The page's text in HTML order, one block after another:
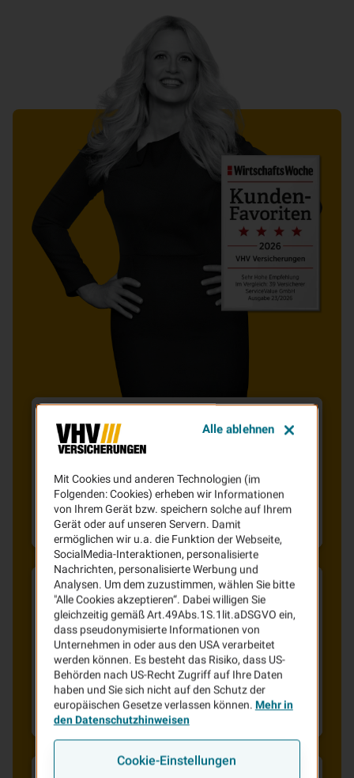
Verzicht aufGesundheitsfragen
Bei uns können Sie eine Unfallversicherung
ohne Gesundheitsfragen abschließen. Das
heißt, dass Sie Ihre gesundheitliche
Vergangenheit beim Antrag nicht offenlegen
müssen. Das schützt nicht nur Ihre
Privatsphäre, sondern spart auch viel
Aufwand.
Leistungen, dieimmer up to date
bleiben
Dank unserer Leistungs-Update-Garantie wird
der Leistungsschutz Ihrer Unfallversicherung
immer automatisch an die neuesten
Versicherungsbedingungen angepasst.
Tarifwechsel, ohne zusätzlichen Aufwand und
Mit Cookies und anderen Technologien (im
Folgenden: Cookies) erheben wir Informationen
von Ihrem Gerät bzw. speichern solche auf Ihrem
Gerät oder auf unseren Servern. Damit
ermöglichen wir u.a. die Funktion der Webseite,
SocialMedia-Interaktionen, personalisierte
Nachrichten, personalisierte Werbung und
Analysen. Um dem zuzustimmen, wählen Sie bitte
"Alle Cookies akzeptieren“. Dabei willigen Sie
gleichzeitig gemäß Art.49Abs.1S.1lit.aDSGVO ein,
dass pseudonymisierte Informationen von
Unternehmen in oder aus den USA verarbeitet
werden können. Es besteht das Risiko, dass US-
Behörden nach US-Recht Zugriff auf Ihre Daten
haben und Sie sich nicht auf den Schutz der
europäischen Gesetze verlassen können. Mehr in
den Datenschutzhinweisen
Cookie-Einstellungen
Alle ablehnen